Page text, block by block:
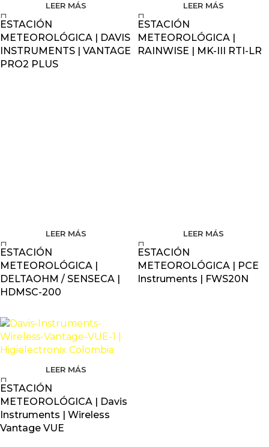
LEER MÁS
ESTACIÓN
METEOROLÓGICA | DAVIS
INSTRUMENTS | VANTAGE
PRO2 PLUS
LEER MÁS
ESTACIÓN
METEOROLÓGICA |
RAINWISE | MK-III RTI-LR
LEER MÁS
ESTACIÓN
METEOROLÓGICA |
DELTAOHM / SENSECA |
HDMSC-200
LEER MÁS
ESTACIÓN
METEOROLÓGICA | PCE
Instruments | FWS20N
LEER MÁS
ESTACIÓN
METEOROLÓGICA | Davis
Instruments | Wireless
Vantage VUE